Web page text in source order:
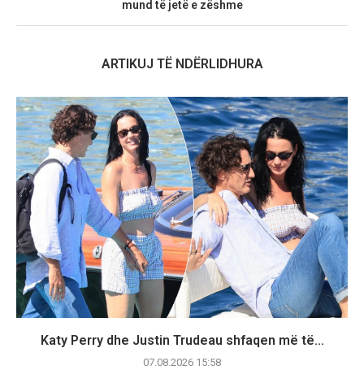
mund të jetë e zëshme
ARTIKUJ TË NDËRLIDHURA
Katy Perry dhe Justin Trudeau shfaqen më të...
07.08.2026 15:58